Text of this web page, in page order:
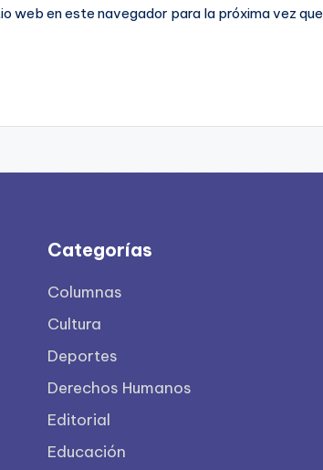
web en este navegador para la próxima vez
Categorías
Columnas
Cultura
Deportes
Derechos Humanos
Editorial
Educación